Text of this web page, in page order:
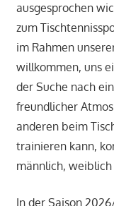
ausgesprochen
zum
im Rahmen
willkommen, uns
der Suche nach
freundlicher
anderen beim
trainieren kann,
männlich, weiblich
In der Saison